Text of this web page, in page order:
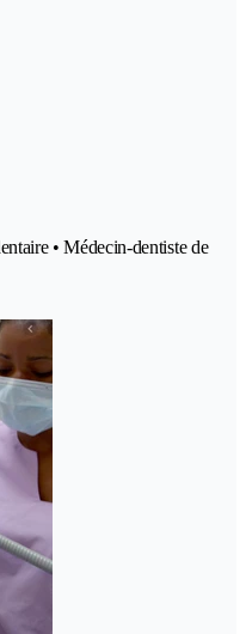
• Médecin-dentiste de